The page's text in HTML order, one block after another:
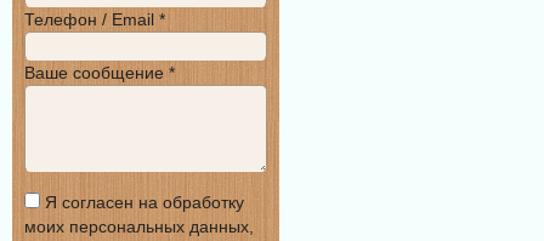
Телефон / Email *
Ваше сообщение *
Я согласен на обработку
моих персональных данных,